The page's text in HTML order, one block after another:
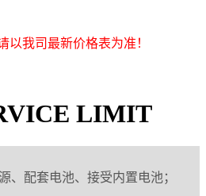
以我司最新价格表为准！
LIMIT
、配套电池、接受内置电池；